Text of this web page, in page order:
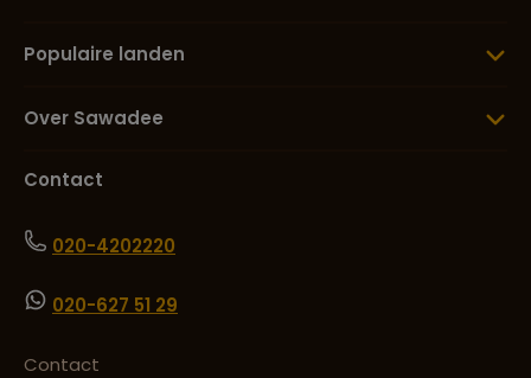
Populaire landen
Over Sawadee
Contact
020-4202220
020-627 51 29
Contact